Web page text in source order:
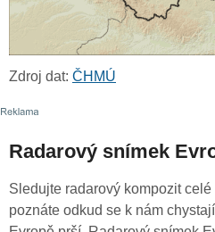
Zdroj dat: ČHMÚ
Radarový snímek
Sledujte radarový kompozit
poznáte odkud se k nám